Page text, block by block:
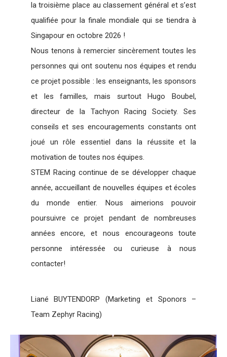
la troisième place au classement général et s’est
qualifiée pour la finale mondiale qui se tiendra à
Singapour en octobre 2026 !
Nous tenons à remercier sincèrement toutes les
personnes qui ont soutenu nos équipes et rendu
ce projet possible : les enseignants, les sponsors
et les familles, mais surtout Hugo Boubel,
directeur de la Tachyon Racing Society. Ses
conseils et ses encouragements constants ont
joué un rôle essentiel dans la réussite et la
motivation de toutes nos équipes.
STEM Racing continue de se développer chaque
année, accueillant de nouvelles équipes et écoles
du monde entier. Nous aimerions pouvoir
poursuivre ce projet pendant de nombreuses
années encore, et nous encourageons toute
personne intéressée ou curieuse à nous
contacter!
Liané BUYTENDORP (Marketing et Sponors –
Team Zephyr Racing)